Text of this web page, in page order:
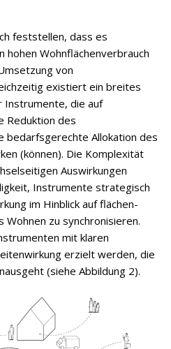
feststellen, dass es
hohen Wohnflächenverbrauch
von
existiert ein breites
Instrumente, die auf
Reduktion des
bedarfsgerechte Allokation des
(können). Die Komplexität
Auswirkungen
Instrumente strategisch
im Hinblick auf flächen-
zu synchronisieren.
mit klaren
erzielt werden, die
(siehe Abbildung 2).